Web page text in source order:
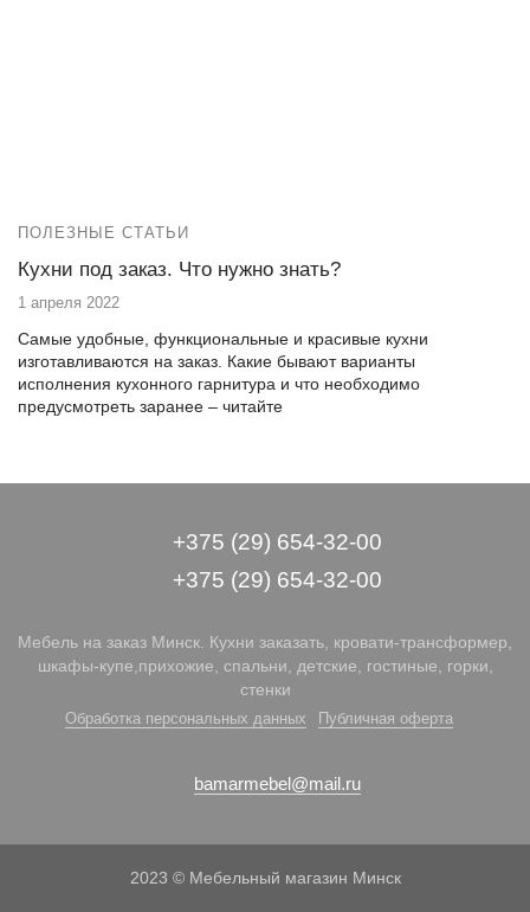
ПОЛЕЗНЫЕ СТАТЬИ
Кухни под заказ. Что нужно знать?
1 апреля 2022
Самые удобные, функциональные и красивые кухни
изготавливаются на заказ. Какие бывают варианты
исполнения кухонного гарнитура и что необходимо
предусмотреть заранее – читайте
+375 (29) 654-32-00
+375 (29) 654-32-00
Мебель на заказ Минск. Кухни заказать, кровати-трансформер,
шкафы-купе,прихожие, спальни, детские, гостиные, горки,
стенки
Обработка персональных данных Публичная оферта
bamarmebel@mail.ru
2023 © Мебельный магазин Минск